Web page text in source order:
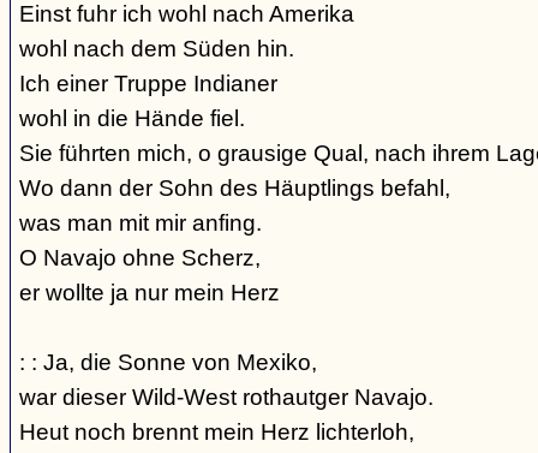
Einst fuhr ich wohl nach Amerika
wohl nach dem Süden hin.
Ich einer Truppe Indianer
wohl in die Hände fiel.
Sie führten mich, o grausige Qual, nach ihrem
Wo dann der Sohn des Häuptlings befahl,
was man mit mir anfing.
O Navajo ohne Scherz,
er wollte ja nur mein Herz
: : Ja, die Sonne von Mexiko,
war dieser Wild-West rothautger Navajo.
Heut noch brennt mein Herz lichterloh,